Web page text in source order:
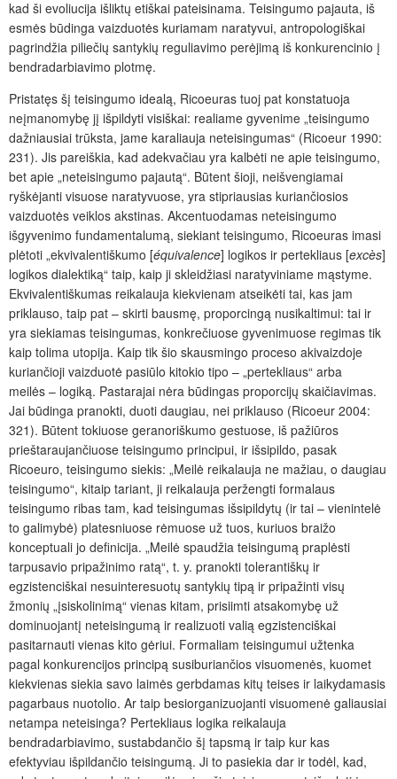
kad ši evoliucija išliktų etiškai pateisinama. Teisingumo pajauta, iš
esmės būdinga vaizduotės kuriamam naratyvui, antropologiškai
pagrindžia piliečių santykių reguliavimo perėjimą iš konkurencinio į
bendradarbiavimo plotmę.
Pristatęs šį teisingumo idealą, Ricoeuras tuoj pat konstatuoja
neįmanomybę jį išpildyti visiškai: realiame gyvenime „teisingumo
dažniausiai trūksta, jame karaliauja neteisingumas“ (Ricoeur 1990:
231). Jis pareiškia, kad adekvačiau yra kalbėti ne apie teisingumo,
bet apie „neteisingumo pajautą“. Būtent šioji, neišvengiamai
ryškėjanti visuose naratyvuose, yra stipriausias kuriančiosios
vaizduotės veiklos akstinas. Akcentuodamas neteisingumo
išgyvenimo fundamentalumą, siekiant teisingumo, Ricoeuras imasi
plėtoti „ekvivalentiškumo [équivalence] logikos ir pertekliaus [excès]
logikos dialektiką“ taip, kaip ji skleidžiasi naratyviniame mąstyme.
Ekvivalentiškumas reikalauja kiekvienam atseikėti tai, kas jam
priklauso, taip pat – skirti bausmę, proporcingą nusikaltimui: tai ir
yra siekiamas teisingumas, konkrečiuose gyvenimuose regimas tik
kaip tolima utopija. Kaip tik šio skausmingo proceso akivaizdoje
kuriančioji vaizduotė pasiūlo kitokio tipo – „pertekliaus“ arba
meilės – logiką. Pastarajai nėra būdingas proporcijų skaičiavimas.
Jai būdinga pranokti, duoti daugiau, nei priklauso (Ricoeur 2004:
321). Būtent tokiuose geranoriškumo gestuose, iš pažiūros
prieštaraujančiuose teisingumo principui, ir išsipildo, pasak
Ricoeuro, teisingumo siekis: „Meilė reikalauja ne mažiau, o daugiau
teisingumo“, kitaip tariant, ji reikalauja peržengti formalaus
teisingumo ribas tam, kad teisingumas išsipildytų (ir tai – vienintelė
to galimybė) platesniuose rėmuose už tuos, kuriuos braižo
konceptuali jo definicija. „Meilė spaudžia teisingumą praplėsti
tarpusavio pripažinimo ratą“, t. y. pranokti tolerantiškų ir
egzistenciškai nesuinteresuotų santykių tipą ir pripažinti visų
žmonių „įsiskolinimą“ vienas kitam, prisiimti atsakomybę už
dominuojantį neteisingumą ir realizuoti valią egzistenciškai
pasitarnauti vienas kito gėriui. Formaliam teisingumui užtenka
pagal konkurencijos principą susiburiančios visuomenės, kuomet
kiekvienas siekia savo laimės gerbdamas kitų teises ir laikydamasis
pagarbaus nuotolio. Ar taip besiorganizuojanti visuomenė galiausiai
netampa neteisinga? Pertekliaus logika reikalauja
bendradarbiavimo, sustabdančio šį tapsmą ir taip kur kas
efektyviau išpildančio teisingumą. Ji to pasiekia dar ir todėl, kad,